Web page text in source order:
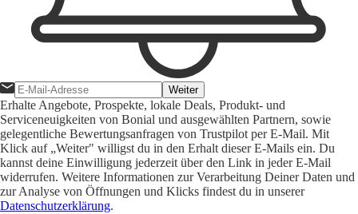
Weiter
Erhalte Angebote, Prospekte, lokale Deals, Produkt- und
Serviceneuigkeiten von Bonial und ausgewählten Partnern, sowie
gelegentliche Bewertungsanfragen von Trustpilot per E-Mail. Mit
Klick auf „Weiter" willigst du in den Erhalt dieser E-Mails ein. Du
kannst deine Einwilligung jederzeit über den Link in jeder E-Mail
widerrufen. Weitere Informationen zur Verarbeitung Deiner Daten und
zur Analyse von Öffnungen und Klicks findest du in unserer
Datenschutzerklärung.